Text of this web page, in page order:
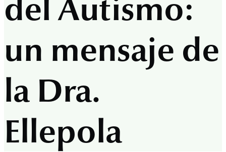
del Autismo:
un mensaje de
la Dra.
Ellepola